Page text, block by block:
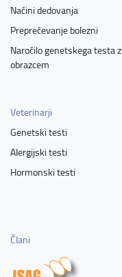
Načini dedovanja
Preprečevanje bolezni
Naročilo genetskega testa z
obrazcem
Veterinarji
Genetski testi
Alergijski testi
Hormonski testi
Člani